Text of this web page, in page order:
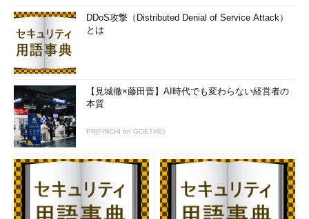
DDoS攻撃（Distributed Denial of Service Attack）
とは
【見城徹×藤田晋】AI時代でも変わらない経営者の
本質
PR(FINCHI on GOETHE)